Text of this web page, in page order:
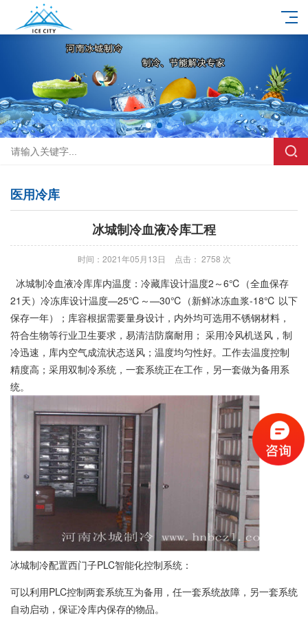
医用冷库
冰城制冷血液冷库工程
时间：2021年05月13日 点击： 2758 次
冰城制冷血液冷库库内温度： 冷藏库设计温度2～6℃（全血保存
21天） 冷冻库设计温度—25℃～—30℃（新鲜冰冻血浆-18℃ 以下
保存一年）；库容根据需要量身设计，内外均可选用不锈钢材料 ，
符合生物等行业卫生要求，易清洁防腐耐用； 采用冷风机送风，制
冷迅速，库内空气成流状态送风；温度均匀性好。工作去温度控制
精度高；采用双制冷系统 ，一套系统正在工作，另一套做为备用系
统。
冰城制冷配置西门子PLC智能化控制系统：
可以利用PLC控制两套系统互为备用，任一套系统故障，另一套系统
自动启动，保证冷库内保存的物品。